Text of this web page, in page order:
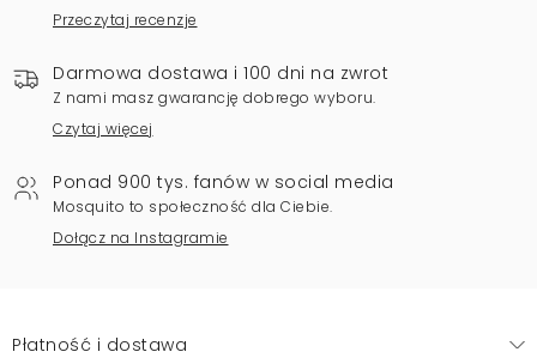
Przeczytaj recenzje
Darmowa dostawa i 100 dni na zwrot
Z nami masz gwarancję dobrego wyboru.
Czytaj więcej
Ponad 900 tys. fanów w social media
Mosquito to społeczność dla Ciebie.
Dołącz na Instagramie
Płatność i dostawa